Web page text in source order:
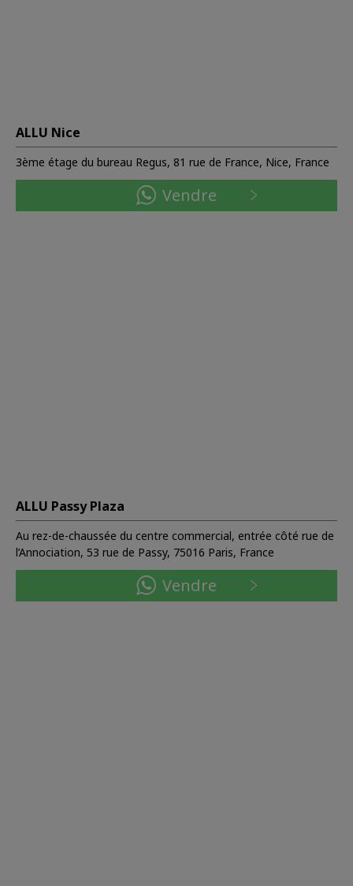
ALLU Nice
3ème étage du bureau Regus, 81 rue de France, Nice, France
Vendre
ALLU Passy Plaza
Au rez-de-chaussée du centre commercial, entrée côté rue de
l’Annociation, 53 rue de Passy, 75016 Paris, France
Vendre